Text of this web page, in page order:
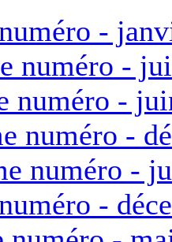
-
numéro -
numéro -
numéro -
numéro -
-